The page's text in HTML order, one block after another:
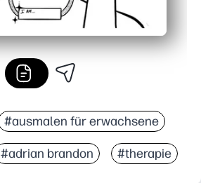
#ausmalen für erwachsene
#adrian brandon #therapie